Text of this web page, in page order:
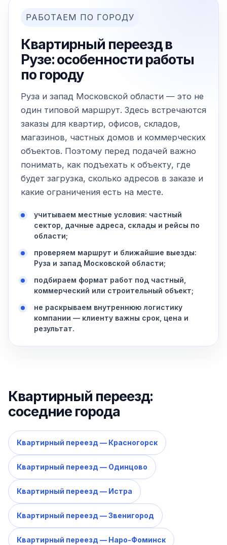
РАБОТАЕМ ПО ГОРОДУ
Квартирный переезд в
Рузе: особенности работы
по городу
Руза и запад Московской области — это не
один типовой маршрут. Здесь встречаются
заказы для квартир, офисов, складов,
магазинов, частных домов и коммерческих
объектов. Поэтому перед подачей важно
понимать, как подъехать к объекту, где
будет загрузка, сколько адресов в заказе и
какие ограничения есть на месте.
учитываем местные условия: частный
сектор, дачные адреса, склады и рейсы по
области;
проверяем маршрут и ближайшие выезды:
Руза и запад Московской области;
подбираем формат работ под частный,
коммерческий или строительный объект;
не раскрываем внутреннюю логистику
компании — клиенту важны срок, цена и
результат.
Квартирный переезд:
соседние города
Квартирный переезд — Красногорск
Квартирный переезд — Одинцово
Квартирный переезд — Истра
Квартирный переезд — Звенигород
Квартирный переезд — Наро-Фоминск